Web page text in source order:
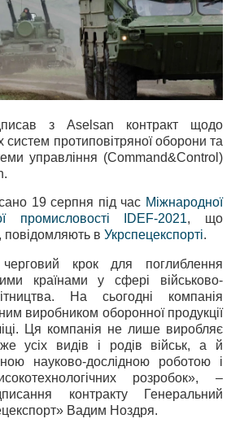
з Aselsan контракт щодо
систем протиповітряної оборони та
управління (Command&Control)
19 серпня під час Міжнародної
промисловості IDEF-2021, що
в Укрспецекспорті.
крок для поглиблення
країнами у сфері військово-
На сьогодні компанія
виробником оборонної продукції
Ця компанія не лише виробляє
усіх видів і родів військ, а й
науково-дослідною роботою і
розробок», –
контракту Генеральний
Вадим Ноздря.